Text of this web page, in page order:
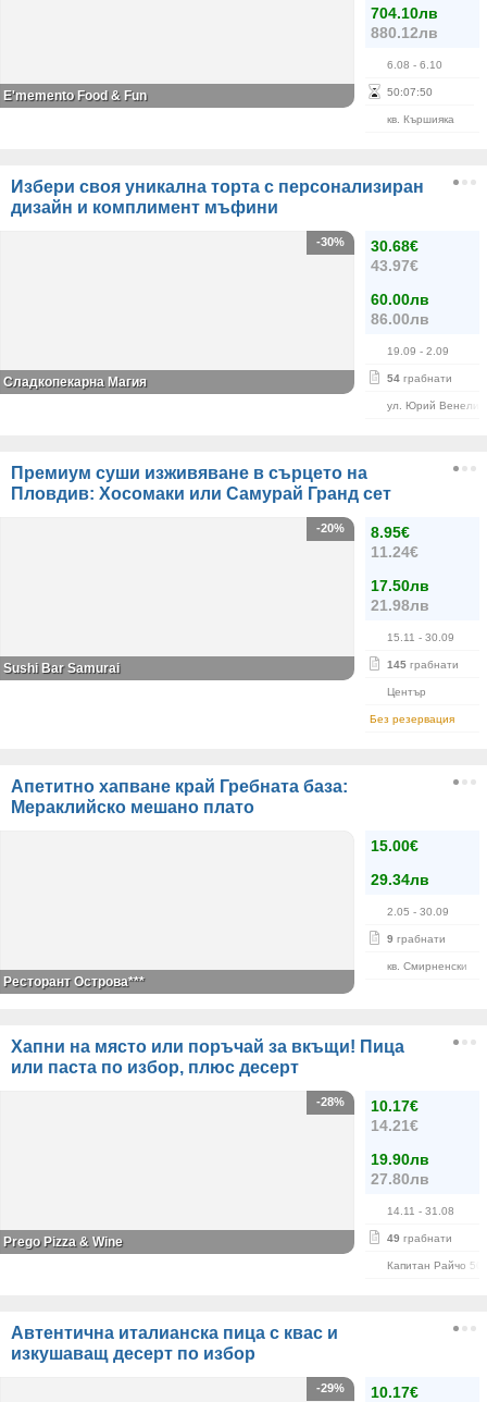
704.10лв
880.12лв
6.08 - 6.10
50:07:50
кв. Кършияка
E'memento Food & Fun
Избери своя уникална торта с персонализиран
дизайн и комплимент мъфини
30.68€
43.97€
60.00лв
86.00лв
19.09 - 2.09
54 грабнати
ул. Юрий Венелин
-30%
Сладкопекарна Магия
Премиум суши изживяване в сърцето на
Пловдив: Хосомаки или Самурай Гранд сет
8.95€
11.24€
17.50лв
21.98лв
15.11 - 30.09
145 грабнати
Център
Без резервация
-20%
Sushi Bar Samurai
Апетитно хапване край Гребната база:
Мераклийско мешано плато
15.00€
29.34лв
2.05 - 30.09
9 грабнати
кв. Смирненски
Ресторант Острова***
Хапни на място или поръчай за вкъщи! Пица
или паста по избор, плюс десерт
10.17€
14.21€
19.90лв
27.80лв
14.11 - 31.08
49 грабнати
Капитан Райчо 50
-28%
Prego Pizza & Wine
Автентична италианска пица с квас и
изкушаващ десерт по избор
10.17€
-29%